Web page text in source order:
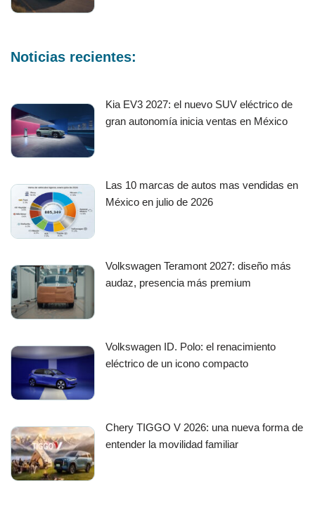
Noticias recientes:
Kia EV3 2027: el nuevo SUV eléctrico de
gran autonomía inicia ventas en México
Las 10 marcas de autos mas vendidas en
México en julio de 2026
Volkswagen Teramont 2027: diseño más
audaz, presencia más premium
Volkswagen ID. Polo: el renacimiento
eléctrico de un icono compacto
Chery TIGGO V 2026: una nueva forma de
entender la movilidad familiar